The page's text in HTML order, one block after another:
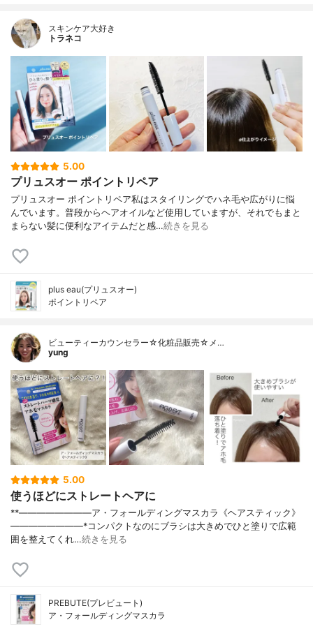
スキンケア大好き
トラネコ
5.00
プリュスオー ポイントリペア
プリュスオー ポイントリペア私はスタイリングでハネ毛や広がりに悩
んでいます。普段からヘアオイルなど使用していますが、それでもまと
まらない髪に便利なアイテムだと感…続きを見る
plus eau(プリュスオー)
ポイントリペア
ビューティーカウンセラー☆化粧品販売☆メ…
yung
5.00
使うほどにストレートヘアに
⁡**————————⁡ア・フォールディングマスカラ⁡《ヘアスティック》⁡
————————⁡⁡⁡⁡*コンパクトなのにブラシは大きめでひと塗りで広範
囲を整えてくれ…続きを見る
PREBUTE(プレビュート)
ア・フォールディングマスカラ